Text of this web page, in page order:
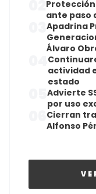
ante paso
Apadrina
Álvaro
actividad
estado
Advierte
por uso
Cierran
Alfonso